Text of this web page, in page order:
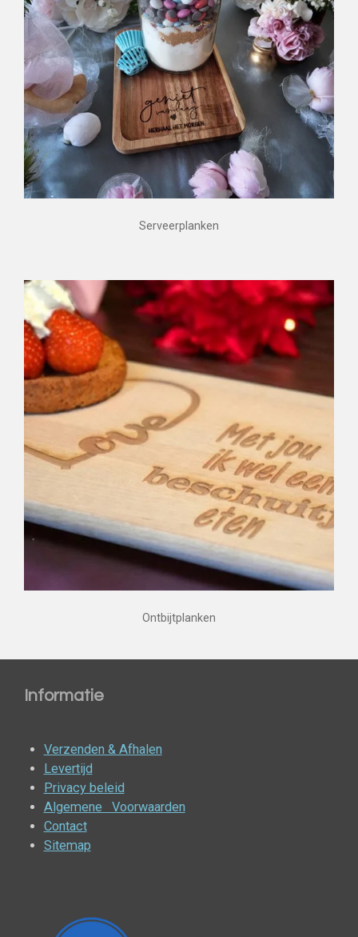
Serveerplanken
Ontbijtplanken
Informatie
Verzenden & Afhalen
Levertijd
Privacy beleid
Algemene Voorwaarden
Contact
Sitemap